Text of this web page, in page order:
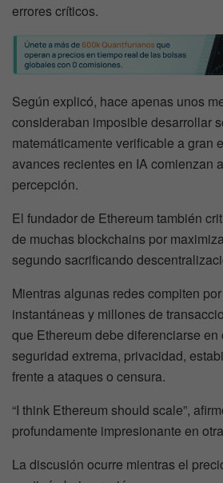
errores críticos.
Según explicó, hace apenas unos
consideraban imposible desarrollar
matemáticamente verificable a gran
avances recientes en IA comienzan
percepción.
El fundador de Ethereum también
de muchas blockchains por
segundo sacrificando
Mientras algunas redes compiten
instantáneas y millones de
que Ethereum debe diferenciarse
seguridad extrema, privacidad,
frente a ataques o censura.
“I think Ethereum should scale”,
profundamente impresionante en
La discusión ocurre mientras el